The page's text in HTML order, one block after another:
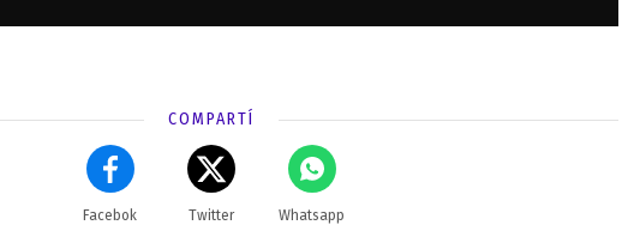
COMPARTÍ
Facebok Twitter Whatsapp